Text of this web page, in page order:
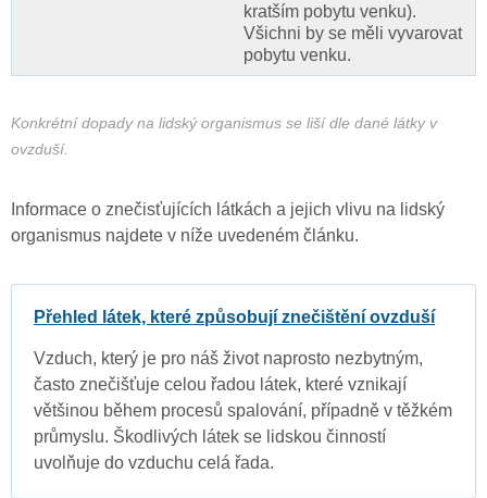
kratším pobytu venku).
Všichni by se měli vyvarovat
pobytu venku.
Konkrétní dopady na lidský organismus se liší dle dané látky v
ovzduší.
Informace o znečisťujících látkách a jejich vlivu na lidský
organismus najdete v níže uvedeném článku.
Přehled látek, které způsobují znečištění ovzduší
Vzduch, který je pro náš život naprosto nezbytným,
často znečišťuje celou řadou látek, které vznikají
většinou během procesů spalování, případně v těžkém
průmyslu. Škodlivých látek se lidskou činností
uvolňuje do vzduchu celá řada.